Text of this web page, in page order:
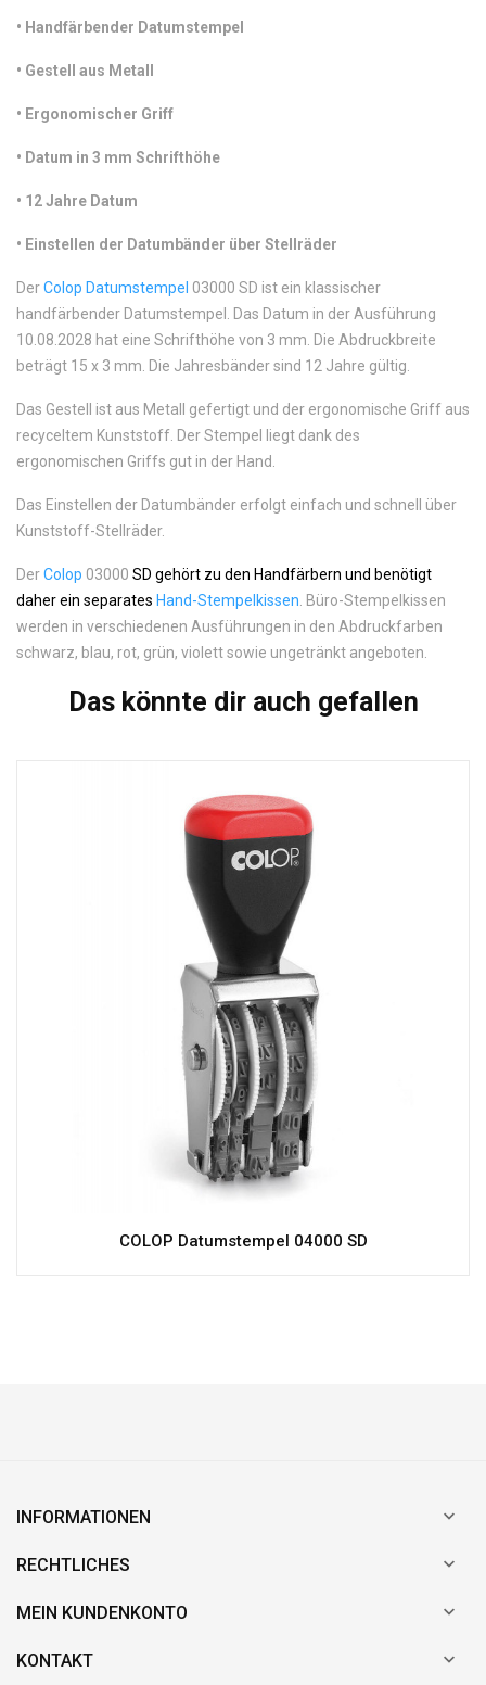
• Handfärbender Datumstempel
• Gestell aus Metall
• Ergonomischer Griff
• Datum in 3 mm Schrifthöhe
• 12 Jahre Datum
• Einstellen der Datumbänder über Stellräder
DerColop Datumstempel 03000 SD ist ein klassischer
handfärbender Datumstempel. Das Datum in der Ausführung
10.08.2028 hat eine Schrifthöhe von 3 mm. Die Abdruckbreite
beträgt 15 x 3 mm. Die Jahresbänder sind 12 Jahre gültig.
Das Gestell ist aus Metall gefertigt und der ergonomische Griff aus
recyceltem Kunststoff. Der Stempel liegt dank des
ergonomischen Griffs gut in der Hand.
Das Einstellen der Datumbänder erfolgt einfach und schnell über
Kunststoff-Stellräder.
DerColop 03000 SD gehört zu den Handfärbern und benötigt
daher ein separates Hand-Stempelkissen . Büro-Stempelkissen
werden in verschiedenen Ausführungen in den Abdruckfarben
schwarz, blau, rot, grün, violett sowie ungetränkt angeboten.
Das könnte dir auch gefallen
COLOP Datumstempel 04000 SD
INFORMATIONEN 
RECHTLICHES 
MEIN KUNDENKONTO 
KONTAKT 